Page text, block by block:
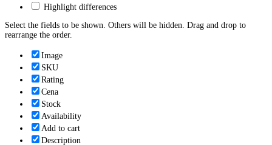
Highlight differences
Select the fields to be shown. Others will be hidden. Drag and drop to
rearrange the order.
Image
SKU
Rating
Cena
Stock
Availability
Add to cart
Description